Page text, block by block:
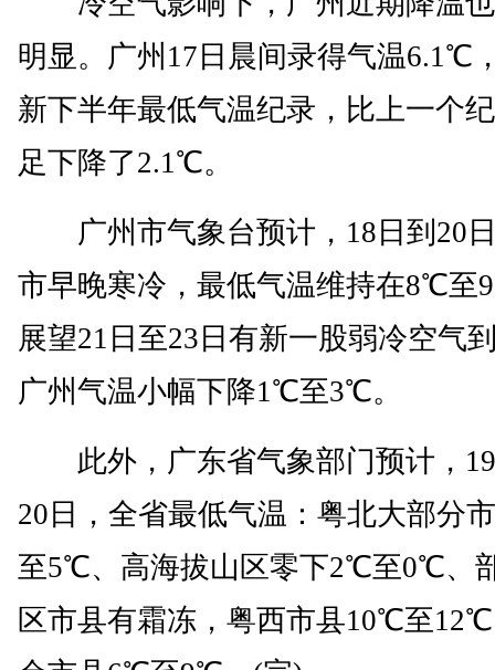
明显。广州17日晨间录得气温6.1℃
新下半年最低气温纪录，比上一个
足下降了2.1℃。
广州市气象台预计，18日到20
市早晚寒冷，最低气温维持在8℃至
展望21日至23日有新一股弱冷空气
广州气温小幅下降1℃至3℃。
此外，广东省气象部门预计，
20日，全省最低气温：粤北大部分
至5℃、高海拔山区零下2℃至0℃、
区市县有霜冻，粤西市县10℃至